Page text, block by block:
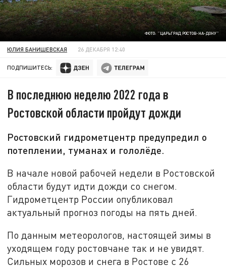
ФОТО: "ЦАРЬГРАД РОСТОВ-НА-ДОНУ"
ЮЛИЯ БАНИШЕВСКАЯ 26 ДЕКАБРЯ 12:40
ПОДПИШИТЕСЬ:
В последнюю неделю 2022 года в
Ростовской области пройдут дожди
Ростовский гидрометцентр предупредил о
потеплении, туманах и гололёде.
В начале новой рабочей недели в Ростовской
области будут идти дожди со снегом.
Гидрометцентр России опубликовал
актуальный прогноз погоды на пять дней.
По данным метеорологов, настоящей зимы в
уходящем году ростовчане так и не увидят.
Сильных морозов и снега в Ростове с 26